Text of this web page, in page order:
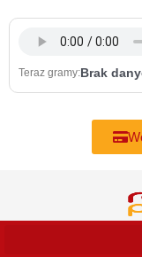
content
Teraz gramy:Brak